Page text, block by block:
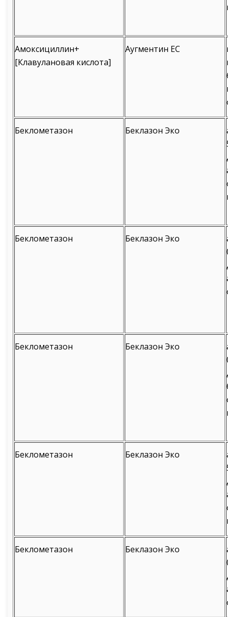
Амоксициллин+
[Клавулановая кислота]
Аугментин ЕС
Беклометазон Беклазон Эко
Беклометазон Беклазон Эко
Беклометазон Беклазон Эко
Беклометазон Беклазон Эко
Беклометазон Беклазон Эко